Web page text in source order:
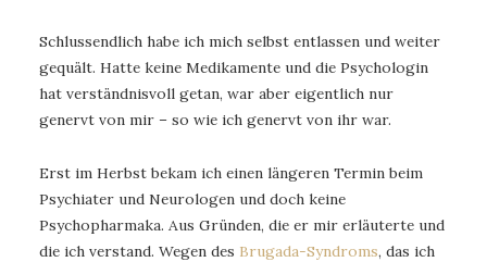
Schlussendlich habe ich mich selbst entlassen und weiter
gequält. Hatte keine Medikamente und die Psychologin
hat verständnisvoll getan, war aber eigentlich nur
genervt von mir – so wie ich genervt von ihr war.
Erst im Herbst bekam ich einen längeren Termin beim
Psychiater und Neurologen und doch keine
Psychopharmaka. Aus Gründen, die er mir erläuterte und
die ich verstand. Wegen des Brugada-Syndroms, das ich